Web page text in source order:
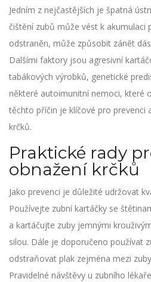
Jedním z nejčastějších je špatná
čištění zubů může vést k akumulaci
odstraněn, může způsobit zánět
Dalšími faktory jsou agresivní
tabákových výrobků, genetické
některé autoimunitní nemoci, které
těchto příčin je klíčové pro prevenci
krčků.
Praktické rady
obnažení krčků
Jako prevenci je důležité udržovat
Používejte zubní kartáčky se
a kartáčujte zuby jemnými
silou. Dále je doporučeno používat
odstraňovat plak zejména mezi
Pravidelné návštěvy u zubního